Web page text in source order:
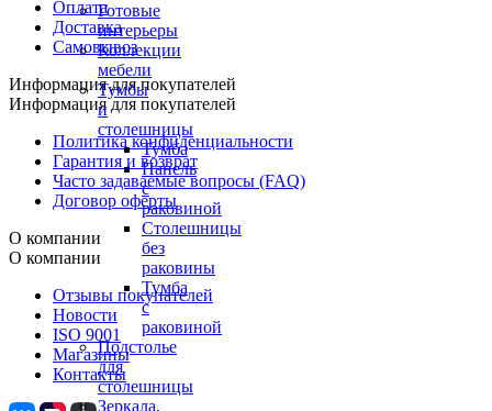
Готовые
интерьеры
Коллекции
мебели
Тумбы
и
столешницы
Тумба
Панель
с
раковиной
Столешницы
без
раковины
Тумба
с
раковиной
Подстолье
для
столешницы
Зеркала,
Оплата
Доставка
Самовывоз
Информация для покупателей
Информация для покупателей
Политика конфиденциальности
Гарантия и возврат
Часто задаваемые вопросы (FAQ)
Договор оферты
О компании
О компании
Отзывы покупателей
Новости
ISO 9001
Магазины
Контакты